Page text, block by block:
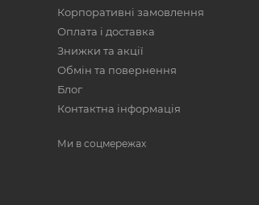
Корпоративні замовлення
Оплата і доставка
Знижки та акції
Обмін та повернення
Блог
Контактна інформація
Ми в соцмережах